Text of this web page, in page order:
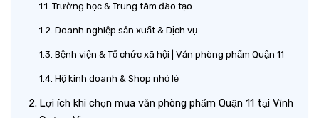
Trường học & Trung tâm đào tạo
Doanh nghiệp sản xuất & Dịch vụ
Bệnh viện & Tổ chức xã hội | Văn phòng phẩm Quận 11
Hộ kinh doanh & Shop nhỏ lẻ
Lợi ích khi chọn mua văn phòng phẩm Quận 11 tại Vĩnh